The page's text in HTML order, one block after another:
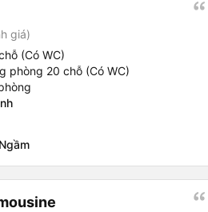
giá)
(Có WC)
phòng 20 chỗ (Có WC)